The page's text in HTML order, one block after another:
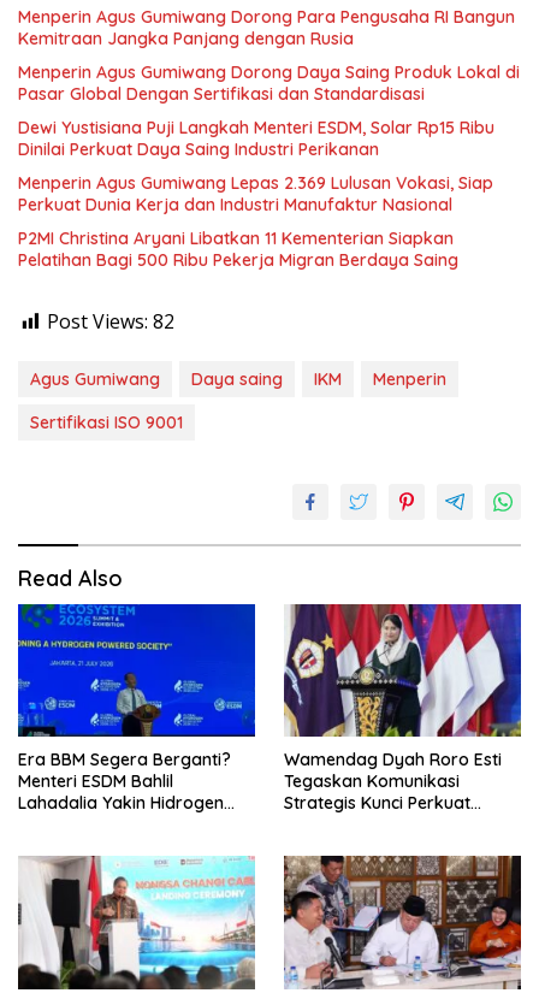
Menperin Agus Gumiwang Dorong Para Pengusaha RI Bangun
Kemitraan Jangka Panjang dengan Rusia
Menperin Agus Gumiwang Dorong Daya Saing Produk Lokal di
Pasar Global Dengan Sertifikasi dan Standardisasi
Dewi Yustisiana Puji Langkah Menteri ESDM, Solar Rp15 Ribu
Dinilai Perkuat Daya Saing Industri Perikanan
Menperin Agus Gumiwang Lepas 2.369 Lulusan Vokasi, Siap
Perkuat Dunia Kerja dan Industri Manufaktur Nasional
P2MI Christina Aryani Libatkan 11 Kementerian Siapkan
Pelatihan Bagi 500 Ribu Pekerja Migran Berdaya Saing
Post Views: 82
Agus Gumiwang Daya saing IKM
Menperin
Sertifikasi ISO 9001
Read Also
Era BBM Segera Berganti?
Menteri ESDM Bahlil
Lahadalia Yakin Hidrogen
Wamendag Dyah Roro Esti
Tegaskan Komunikasi
Strategis Kunci Perkuat